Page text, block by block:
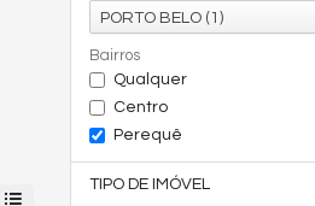
PORTO BELO (1)
Bairros
Qualquer
Centro
Perequê
TIPO DE IMÓVEL